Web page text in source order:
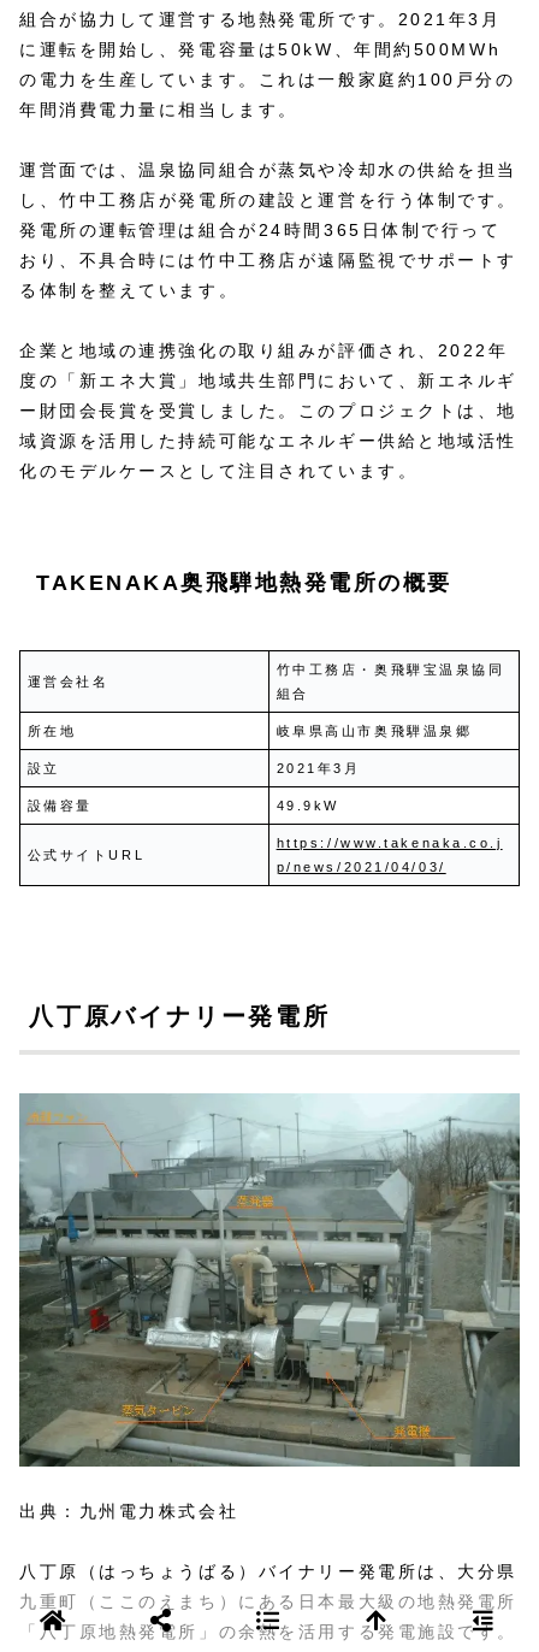
組合が協力して運営する地熱発電所です。2021年3月
に運転を開始し、発電容量は50kW、年間約500MWh
の電力を生産しています。これは一般家庭約100戸分の
年間消費電力量に相当します。
運営面では、温泉協同組合が蒸気や冷却水の供給を担当
し、竹中工務店が発電所の建設と運営を行う体制です。
発電所の運転管理は組合が24時間365日体制で行って
おり、不具合時には竹中工務店が遠隔監視でサポートす
る体制を整えています。
企業と地域の連携強化の取り組みが評価され、2022年
度の「新エネ大賞」地域共生部門において、新エネルギ
ー財団会長賞を受賞しました。このプロジェクトは、地
域資源を活用した持続可能なエネルギー供給と地域活性
化のモデルケースとして注目されています。
TAKENAKA奥飛騨地熱発電所の概要
運営会社名
竹中工務店・奥飛騨宝温泉協同
組合
所在地 岐阜県高山市奥飛騨温泉郷
設立 2021年3月
設備容量 49.9kW
公式サイトURL
https://www.takenaka.co.j
p/news/2021/04/03/
八丁原バイナリー発電所
出典：九州電力株式会社
八丁原（はっちょうばる）バイナリー発電所は、大分県
九重町（ここのえまち）にある日本最大級の地熱発電所
「八丁原地熱発電所」の余熱を活用する発電施設です。